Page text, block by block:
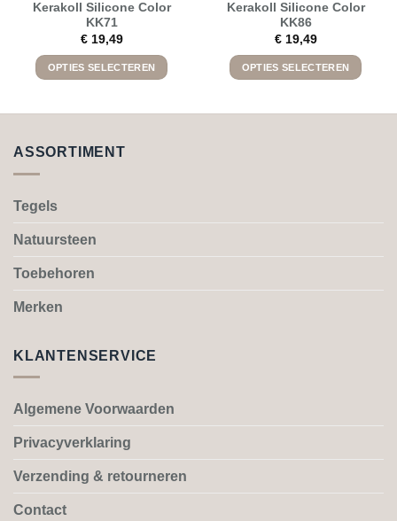
Kerakoll Silicone Color
KK71
€19,49
OPTIES SELECTEREN
meerdere
worden
de
Kerakoll Silicone Color
KK86
€19,49
OPTIES SELECTEREN
worden
de
ASSORTIMENT
Tegels
Natuursteen
Toebehoren
Merken
KLANTENSERVICE
Algemene Voorwaarden
Privacyverklaring
Verzending & retourneren
Contact